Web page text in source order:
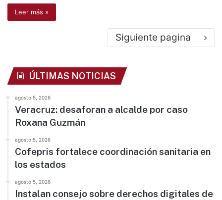
Leer más »
Siguiente pagina
ÚLTIMAS NOTICIAS
agosto 5, 2026
Veracruz: desaforan a alcalde por caso
Roxana Guzmán
agosto 5, 2026
Cofepris fortalece coordinación sanitaria en
los estados
agosto 5, 2026
Instalan consejo sobre derechos digitales de